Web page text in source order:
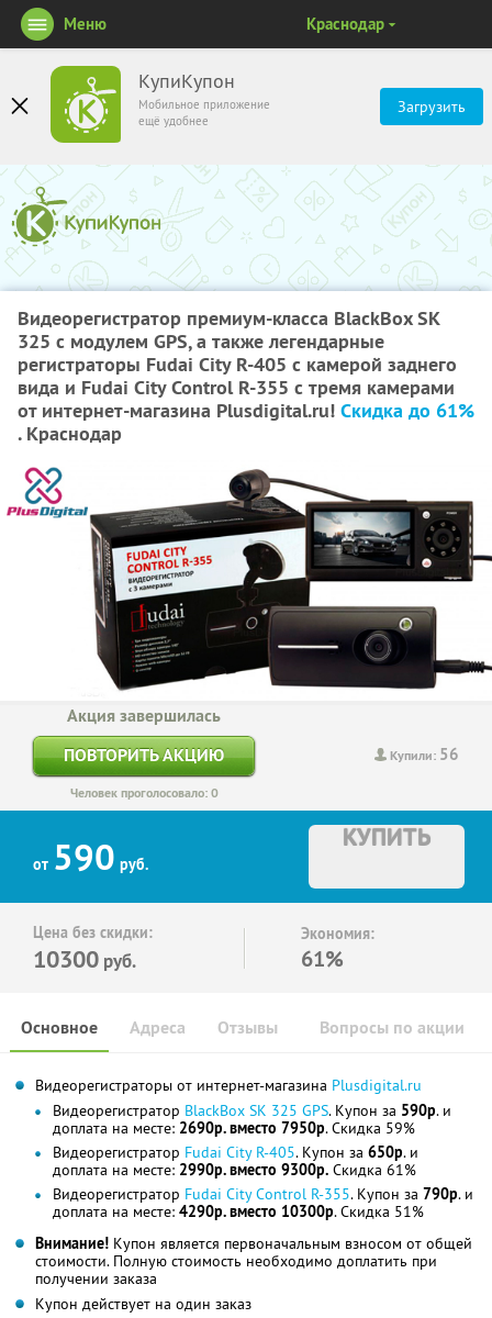
КупиКупон
Мобильное приложение
ещё удобнее
Загрузить
Меню Краснодар
Видеорегистратор премиум-класса BlackBox SK
325 с модулем GPS, а также легендарные
регистраторы Fudai City R-405 с камерой заднего
вида и Fudai City Control R-355 с тремя камерами
от интернет-магазина Plusdigital.ru! Скидка до 61%
. Краснодар
Купили: 56
Акция завершилась
ПОВТОРИТЬ АКЦИЮ
Человек проголосовало: 0
от 590 руб.
КУПИТЬ
Цена без скидки:
10300 руб.
Экономия:
61%
Основное Отзывы Вопросы по акции
Адреса
Видеорегистраторы от интернет-магазина Plusdigital.ru
Видеорегистратор BlackBox SK 325 GPS. Купон за 590р. и
доплата на месте: 2690р. вместо 7950р. Скидка 59%
Видеорегистратор Fudai City R-405. Купон за 650р. и
доплата на месте: 2990р. вместо 9300р. Скидка 61%
Видеорегистратор Fudai City Control R-355. Купон за 790р. и
доплата на месте: 4290р. вместо 10300р. Скидка 51%
Внимание! Купон является первоначальным взносом от общей
стоимости. Полную стоимость необходимо доплатить при
получении заказа
Купон действует на один заказ